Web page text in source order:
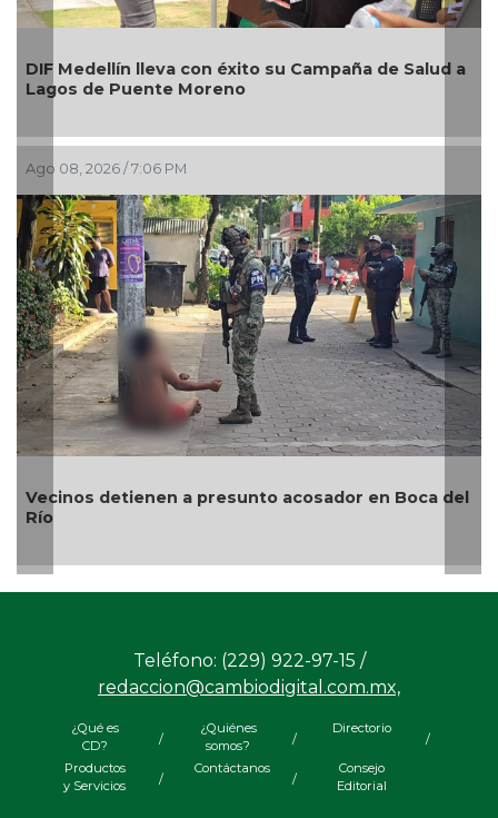
a
del
nuevos módulos comerciales para mejorar la
imagen de las playas e impulsar la economía
Boca del Río
Ago 08, 2026 / 4:34 PM
Teléfono: (229) 922-97-15 /
redaccion@cambiodigital.com.mx,